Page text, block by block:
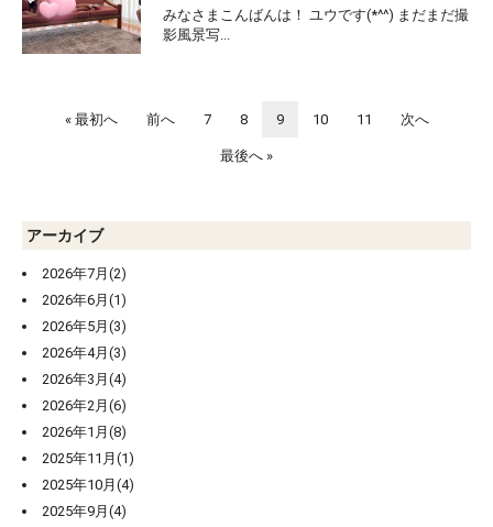
みなさまこんばんは！ ユウです(*^^) まだまだ撮
影風景写...
« 最初へ 前へ 7 8 9 10 11 次へ
最後へ »
アーカイブ
2026年7月(2)
2026年6月(1)
2026年5月(3)
2026年4月(3)
2026年3月(4)
2026年2月(6)
2026年1月(8)
2025年11月(1)
2025年10月(4)
2025年9月(4)